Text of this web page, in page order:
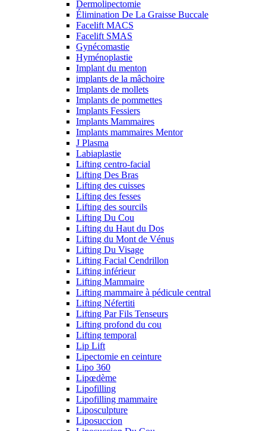
Dermolipectomie
Élimination De La Graisse Buccale
Facelift MACS
Facelift SMAS
Gynécomastie
Hyménoplastie
Implant du menton
implants de la mâchoire
Implants de mollets
Implants de pommettes
Implants Fessiers
Implants Mammaires
Implants mammaires Mentor
J Plasma
Labiaplastie
Lifting centro-facial
Lifting Des Bras
Lifting des cuisses
Lifting des fesses
Lifting des sourcils
Lifting Du Cou
Lifting du Haut du Dos
Lifting du Mont de Vénus
Lifting Du Visage
Lifting Facial Cendrillon
Lifting inférieur
Lifting Mammaire
Lifting mammaire à pédicule central
Lifting Néfertiti
Lifting Par Fils Tenseurs
Lifting profond du cou
Lifting temporal
Lip Lift
Lipectomie en ceinture
Lipo 360
Lipœdème
Lipofilling
Lipofilling mammaire
Liposculpture
Liposuccion